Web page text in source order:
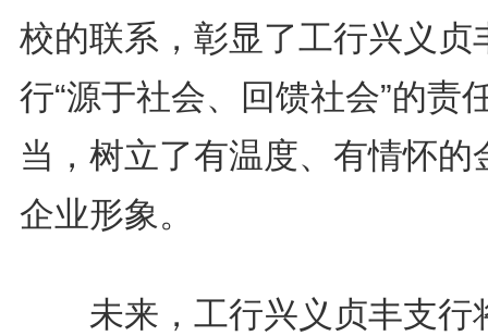
校的联系，彰显了工行兴义贞
行“源于社会、回馈社会”的责
当，树立了有温度、有情怀的
企业形象。
未来，工行兴义贞丰支行